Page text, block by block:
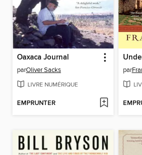
Oaxaca Journal
parOliver Sacks
LIVRE NUMÉRIQUE
EMPRUNTER
par